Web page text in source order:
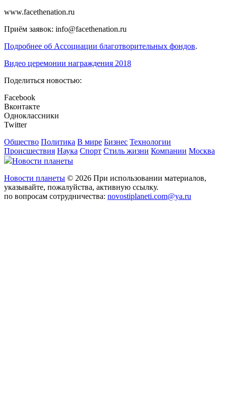
www.facethenation.ru
Приём заявок: info@facethenation.ru
Подробнее об Ассоциации благотворительных фондов.
Видео церемонии награждения 2018
Поделиться новостью:
Facebook
Вконтакте
Одноклассники
Twitter
Общество Политика В мире Бизнес Технологии
Происшествия Наука Спорт Стиль жизни Компании Москва
Новости планеты
Новости планеты © 2026 При использовании материалов,
указывайте, пожалуйства, активную ссылку.
по вопросам сотрудничества: novostiplaneti.com@ya.ru